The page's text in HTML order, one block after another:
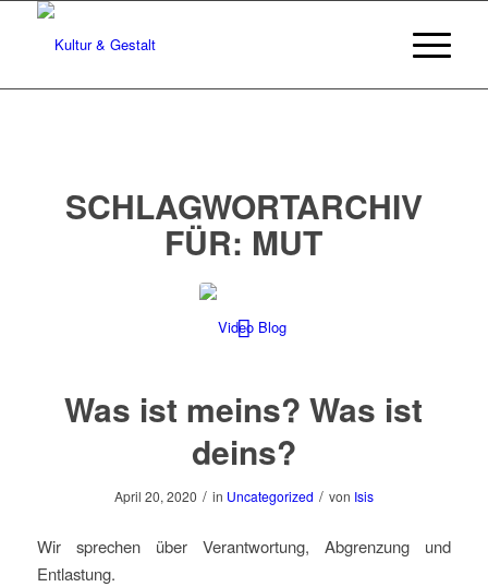
SCHLAGWORTARCHIV
FÜR: MUT
Was ist meins? Was ist
deins?
April 20, 2020 / in Uncategorized / von Isis
Wir sprechen über Verantwortung, Abgrenzung und
Entlastung.